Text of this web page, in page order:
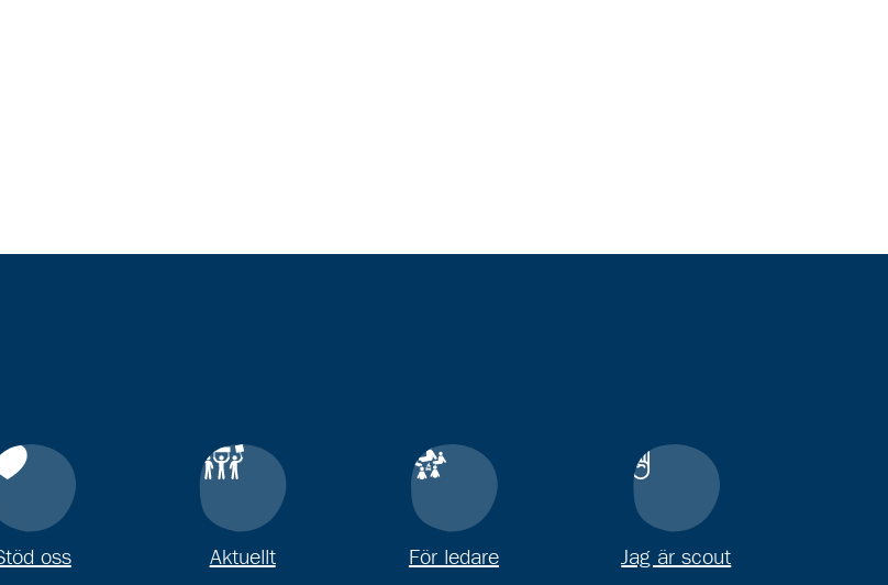
oss Aktuellt För ledare Jag är scout